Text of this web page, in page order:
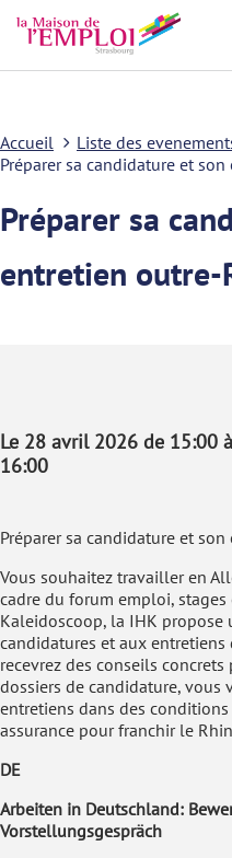
Accueil
Liste des
Préparer sa candidature et
Préparer sa
entretien outre-
Le 28 avril 2026 de 15:00 à
16:00
Préparer sa candidature et
Vous souhaitez travailler en
cadre du forum emploi, stages
Kaleidoscoop, la IHK propose
candidatures et aux entretiens
recevrez des conseils
dossiers de candidature, vous
entretiens dans des
assurance pour franchir le
DE
Arbeiten in Deutschland:
Vorstellungsgespräch